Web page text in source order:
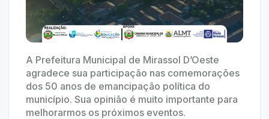
A Prefeitura Municipal de Mirassol D’Oeste
agradece sua participação nas comemorações
dos 50 anos de emancipação política do
município. Sua opinião é muito importante para
melhorarmos os próximos eventos.